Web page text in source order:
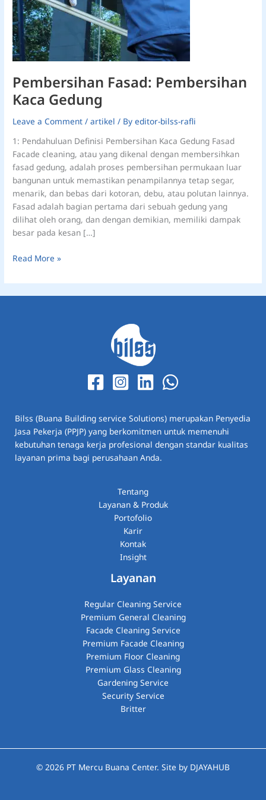
Pembersihan Fasad: Pembersihan
Kaca Gedung
Leave a Comment /artikel / Byeditor-bilss-rafli
1: Pendahuluan Definisi Pembersihan Kaca Gedung Fasad
Facade cleaning, atau yang dikenal dengan membersihkan
fasad gedung, adalah proses pembersihan permukaan luar
bangunan untuk memastikan penampilannya tetap segar,
menarik, dan bebas dari kotoran, debu, atau polutan lainnya.
Fasad adalah bagian pertama dari sebuah gedung yang
dilihat oleh orang, dan dengan demikian, memiliki dampak
besar pada kesan […]
Read More »
Bilss (Buana Building service Solutions) merupakan Penyedia
Jasa Pekerja (PPJP) yang berkomitmen untuk memenuhi
kebutuhan tenaga kerja profesional dengan standar kualitas
layanan prima bagi perusahaan Anda.
Tentang
Layanan & Produk
Portofolio
Karir
Kontak
Insight
Layanan
Regular Cleaning Service
Premium General Cleaning
Facade Cleaning Service
Premium Facade Cleaning
Premium Floor Cleaning
Premium Glass Cleaning​
Gardening Service
Security Service
Britter
© 2026 PT Mercu Buana Center. Site by DJAYAHUB